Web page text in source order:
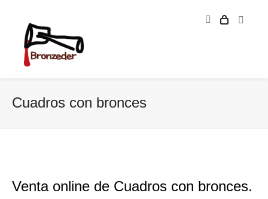
Cuadros con bronces
Venta online de Cuadros con bronces.